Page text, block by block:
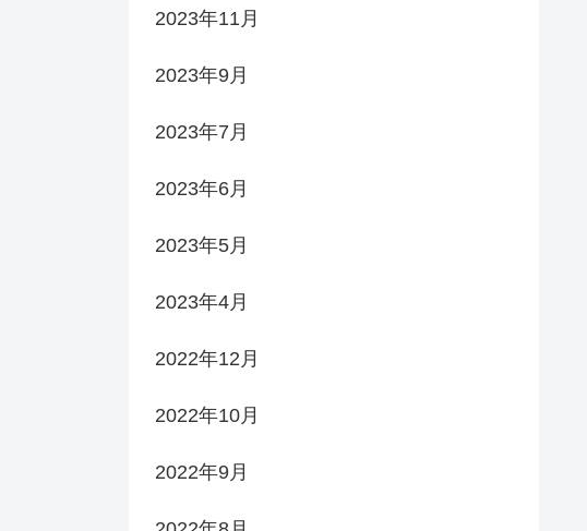
2023年11月
2023年9月
2023年7月
2023年6月
2023年5月
2023年4月
2022年12月
2022年10月
2022年9月